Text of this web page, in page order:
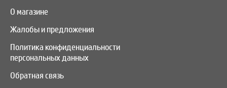
О магазине
Жалобы и предложения
Политика конфиденциальности
персональных данных
Обратная связь